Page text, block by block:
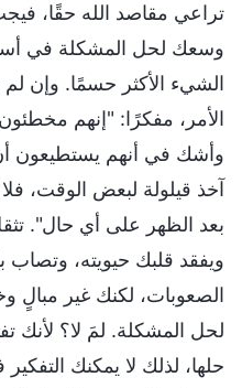
تراعي مقاصد الله حقًا،
وسعك لحل المشكلة في
الشيء الأكثر حسمًا. وإن
الأمر، مفكرًا: "إنهم
وأشك في أنهم يستطيعون
آخذ قيلولة لبعض الوقت،
بعد الظهر على أي حال".
ويفقد قلبك حيويته،
الصعوبات، لكنك غير مبالٍ
لحل المشكلة. لمَ لا؟ لأنك
حلها، لذلك لا يمكنك